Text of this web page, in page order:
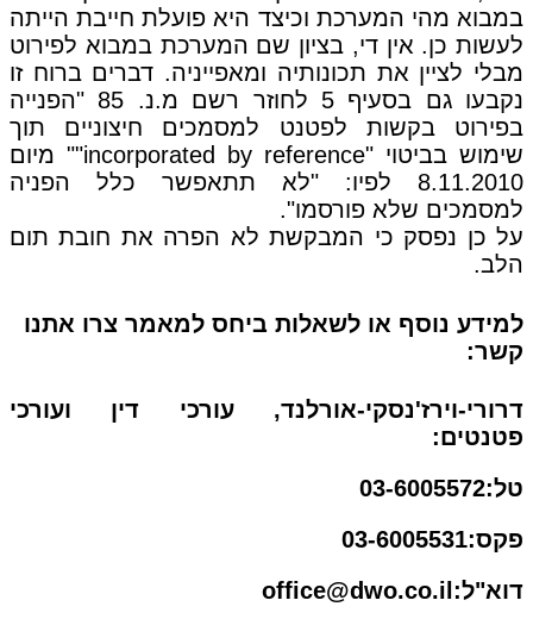
במבוא מהי המערכת וכיצד היא פועלת חייבת הייתה
לעשות כן. אין די, בציון שם המערכת במבוא לפירוט
מבלי לציין את תכונותיה ומאפייניה. דברים ברוח זו
נקבעו גם בסעיף 5 לחוזר רשם מ.נ. 85 "הפנייה
בפירוט בקשות לפטנט למסמכים חיצוניים תוך
שימוש בביטוי "incorporated by reference"" מיום
8.11.2010 לפיו: "לא תתאפשר כלל הפניה
למסמכים שלא פורסמו".
על כן נפסק כי המבקשת לא הפרה את חובת תום
הלב.
למידע נוסף או לשאלות ביחס למאמר צרו אתנו
קשר:
דרורי-וירז'נסקי-אורלנד, עורכי דין ועורכי
פטנטים:
טל:03-6005572
פקס:03-6005531
דוא"ל:office@dwo.co.il